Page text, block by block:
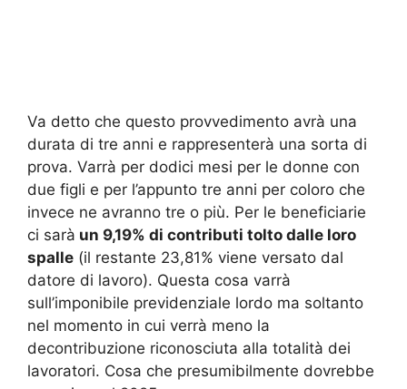
Va detto che questo provvedimento avrà una
durata di tre anni e rappresenterà una sorta di
prova. Varrà per dodici mesi per le donne con
due figli e per l’appunto tre anni per coloro che
invece ne avranno tre o più. Per le beneficiarie
ci sarà un 9,19% di contributi tolto dalle loro
spalle (il restante 23,81% viene versato dal
datore di lavoro). Questa cosa varrà
sull’imponibile previdenziale lordo ma soltanto
nel momento in cui verrà meno la
decontribuzione riconosciuta alla totalità dei
lavoratori. Cosa che presumibilmente dovrebbe